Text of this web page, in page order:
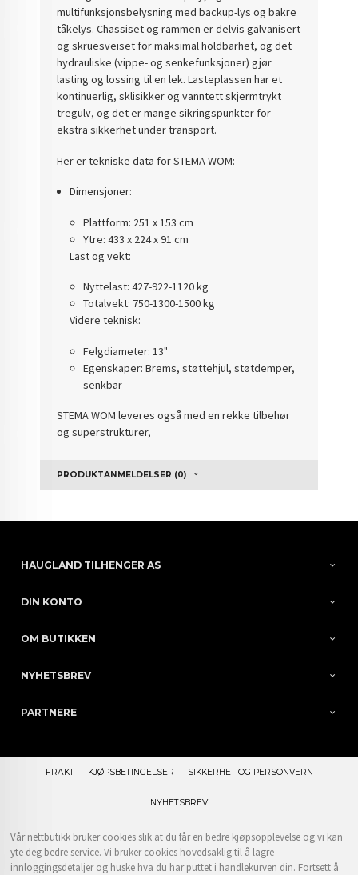
multifunksjonsbelysning med backup-lys og bakre
tåkelys. Chassiset og rammen er delvis galvanisert
og skruesveiset for maksimal holdbarhet, og det
hydrauliske (vippe- og senkefunksjoner) gjør
lasting og lossing til en lek. Lasteplassen har et
kontinuerlig, sklisikker og vanntett skjermtrykt
tregulv, og det er mange sikringspunkter for
ekstra sikkerhet under transport.
Her er tekniske data for STEMA WOM:
Dimensjoner:
Plattform: 251 x 153 cm
Ytre: 433 x 224 x 91 cm
Last og vekt:
Nyttelast: 427-922-1120 kg
Totalvekt: 750-1300-1500 kg
Videre teknisk:
Felgdiameter: 13"
Egenskaper: Brems, støttehjul, støtdemper,
senkbar
STEMA WOM leveres også med en rekke tilbehør
og superstrukturer,
PRODUKTANMELDELSER (0)
HAUGLAND TILHENGER AS
DIN KONTO
OM BUTIKKEN
NYHETSBREV
PARTNERE
FRAKT KJØPSBETINGELSER SIKKERHET OG PERSONVERN
NYHETSBREV
Vår nettbutikk bruker cookies slik at du får en bedre kjøpsopplevelse og vi kan
yte deg bedre service. Vi bruker cookies hovedsaklig til å lagre
innloggingsdetaljer og huske hva du har puttet i handlekurven din. Fortsett å